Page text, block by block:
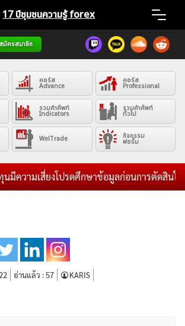
17 ปีชุมชนความรู้ forex
สมัครสมาชิก
คอร์ส
Advance
คอร์ส
Professional
รวมคำศัพท์
Indicators
รวมคำศัพท์
ทั่วไป
WelTrade กิจกรรม
ฟอรั่ม
นมีความเสี่ยงโปรดศึกษาข้อมูลก่อนการตัดสินใ
อ่านแล้ว :57 KARIS